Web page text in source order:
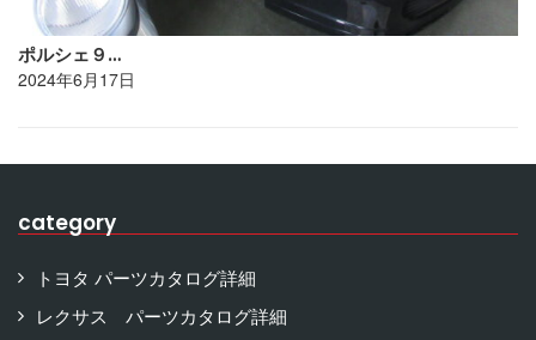
ポルシェ９…
2024年6月17日
category
トヨタ パーツカタログ詳細
レクサス パーツカタログ詳細